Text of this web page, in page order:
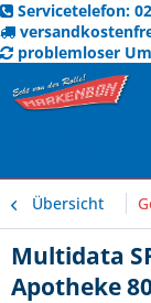
Servicetelefon:
problemloser
Übersicht
Multidata
Apotheke